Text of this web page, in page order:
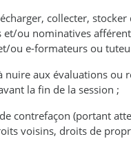
collecter, stocker
et/ou nominatives
ou e-formateurs ou
nuire aux évaluations ou
la fin de la session ;
contrefaçon (portant
voisins, droits de